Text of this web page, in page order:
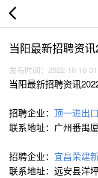
当阳最新招聘资
发布时间：2022-10-10
当阳最新招聘资讯
招聘企业： 顶一进出
联系地址：广州番禺
招聘企业： 宜昌荣建
联系地址：远安县洋